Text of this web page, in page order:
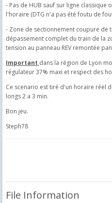
- Pas de HUB sauf sur ligne
l'horaire (DTG n'a pas été foutu de
- Zone de sectionnement coupure de
dépassement complet du train de la
tension au panneau REV remontée
Important dans la région de Lyon
régulateur 37% maxi et respect des
Ce scenario est tiré d'un horaire réel
longs 2 a 3 min.
Bon jeu.
Steph78
File Information